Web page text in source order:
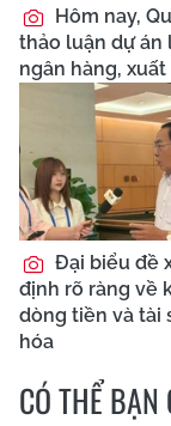
Hôm nay,
thảo luận dự án
ngân hàng, xuất
Đại biểu đề
định rõ ràng về
dòng tiền và tài
hóa
CÓ THỂ